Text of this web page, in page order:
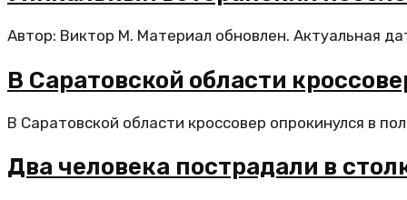
Автор: Виктор М. Материал обновлен. Актуальная
В Саратовской области
В Саратовской области кроссовер опрокинулся в
Два человека пострадали в